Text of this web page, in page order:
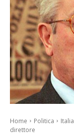
Home Politica Italia
direttore